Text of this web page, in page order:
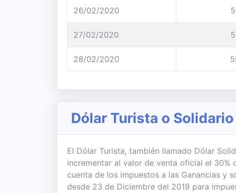
26/02/2020
27/02/2020
28/02/2020
Dólar Turista o
El Dólar Turista, también llamado Dólar
incrementar al valor de venta oficial el 30%
cuenta de los impuestos a las Ganancias y
desde 23 de Diciembre del 2019 para